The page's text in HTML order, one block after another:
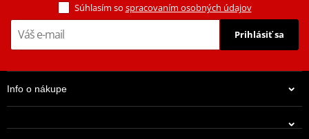
Súhlasím so spracovaním osobných údajov
Prihlásiť sa
Info o nákupe